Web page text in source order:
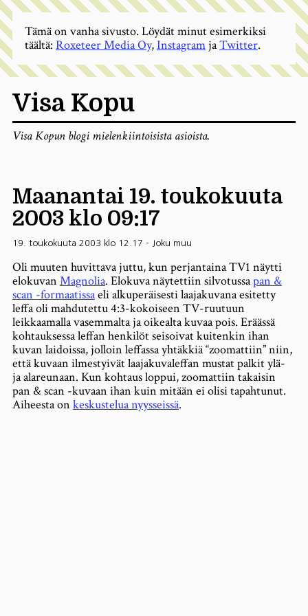
Visa Kopu
Visa Kopun blogi mielenkiintoisista asioista.
Maanantai 19. toukokuuta
2003 klo 09:17
19. toukokuuta 2003 klo 12.17 - Joku muu
Oli muuten huvittava juttu, kun perjantaina TV1 näytti
elokuvan Magnolia. Elokuva näytettiin silvotussapan &
scan -formaatissaeli alkuperäisesti laajakuvana esitetty
leffa oli mahdutettu 4:3-kokoiseen TV-ruutuun
leikkaamalla vasemmalta ja oikealta kuvaa pois. Eräässä
kohtauksessa leffan henkilöt seisoivat kuitenkin ihan
kuvan laidoissa, jolloin leffassa yhtäkkiä “zoomattiin” niin,
että kuvaan ilmestyivät laajakuvaleffan mustat palkit ylä-
ja alareunaan. Kun kohtaus loppui, zoomattiin takaisin
pan & scan -kuvaan ihan kuin mitään ei olisi tapahtunut.
Aiheesta on keskustelua nyysseissä.
Tämä on vanha sivusto. Löydät minut esimerkiksi
täältä: Roxeteer Media Oy,InstagramjaTwitter.